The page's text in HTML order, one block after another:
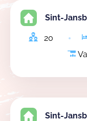
Sint-
20
Sint-